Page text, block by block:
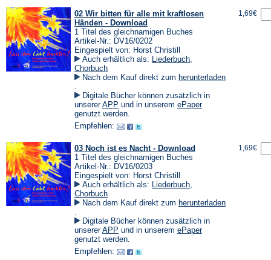
02 Wir bitten für alle mit kraftlosen
Händen - Download
1 Titel des gleichnamigen Buches
Artikel-Nr.: DV16/0202
Eingespielt von: Horst Christill
Auch erhältlich als: Liederbuch,
Chorbuch
Nach dem Kauf direkt zum herunterladen
in
einem
neuen
Tab)
.
Digitale Bücher können zusätzlich in
unsererAPP (Öffnet
in
neuen
und in unserem ePaper(Öffnet
genutzt werden.
Empfehlen:
1,69€
03 Noch ist es Nacht - Download
1 Titel des gleichnamigen Buches
Artikel-Nr.: DV16/0203
Eingespielt von: Horst Christill
Auch erhältlich als: Liederbuch,
Chorbuch
Nach dem Kauf direkt zum herunterladen
in
einem
neuen
Tab)
.
Digitale Bücher können zusätzlich in
unsererAPP (Öffnet
in
neuen
und in unserem ePaper(Öffnet
genutzt werden.
Empfehlen:
1,69€